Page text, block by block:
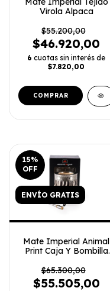
Virola Alpaca
$55.200,00
$46.920,00
6 cuotas sin interés de
$7.820,00
15%
OFF
ENVÍO GRATIS
Mate Imperial Animal
Print Caja Y Bombilla
$65.300,00
$55.505,00